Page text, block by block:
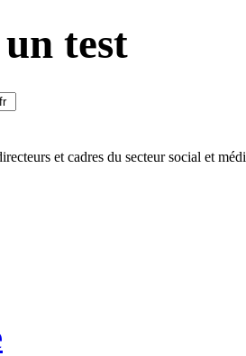
test
et cadres du secteur social et